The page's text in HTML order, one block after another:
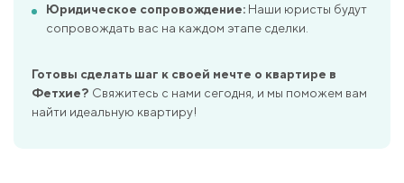
Юридическое сопровождение: Наши юристы будут
сопровождать вас на каждом этапе сделки.
Готовы сделать шаг к своей мечте о квартире в
Фетхие? Свяжитесь с нами сегодня, и мы поможем вам
найти идеальную квартиру!